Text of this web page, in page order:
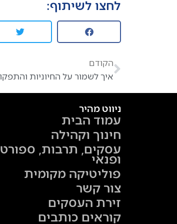
לחצו לשיתוף:
הקודם
ניווט מהיר
עמוד הבית
חינוך וקהילה
עסקים, תרבות, ספורט
ופנאי
פוליטיקה מקומית
צור קשר
זירת העסקים
קוראים כותבים